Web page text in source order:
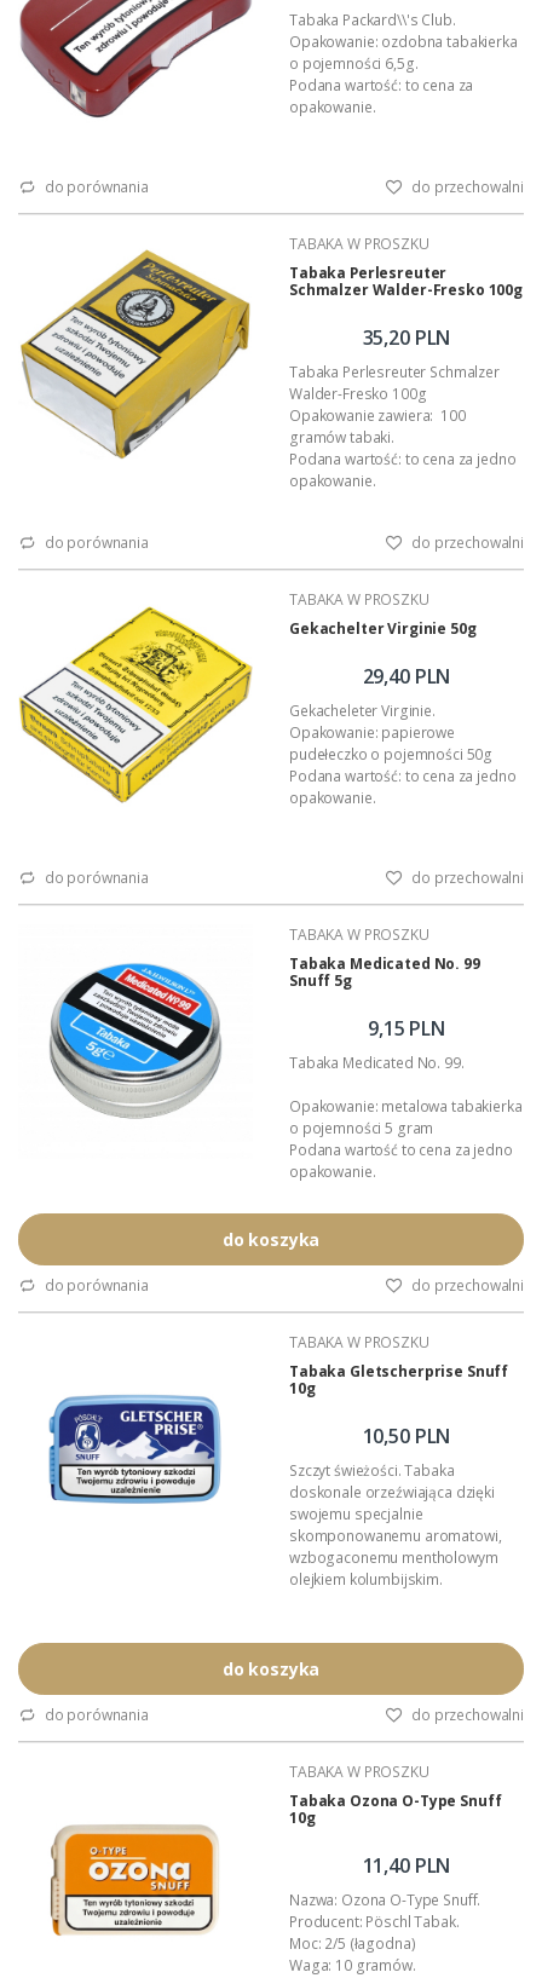
Tabaka Packard\\'s Club.
Opakowanie: ozdobna tabakierka
o pojemności 6,5g.
Podana wartość: to cena za
opakowanie.
do porównania do przechowalni
TABAKA W PROSZKU
Tabaka Perlesreuter
Schmalzer Walder-Fresko 100g
35,20 PLN
Tabaka Perlesreuter Schmalzer
Walder-Fresko 100g
Opakowanie zawiera: 100
gramów tabaki.
Podana wartość: to cena za jedno
opakowanie.
do porównania do przechowalni
TABAKA W PROSZKU
Gekachelter Virginie 50g
29,40 PLN
Gekacheleter Virginie.
Opakowanie: papierowe
pudełeczko o pojemności 50g
Podana wartość: to cena za jedno
opakowanie.
do porównania do przechowalni
TABAKA W PROSZKU
Tabaka Medicated No. 99
Snuff 5g
9,15 PLN
Tabaka Medicated No. 99.
Opakowanie: metalowa tabakierka
o pojemności 5 gram
Podana wartość to cena za jedno
opakowanie.
do koszyka
do porównania do przechowalni
TABAKA W PROSZKU
Tabaka Gletscherprise Snuff
10g
10,50 PLN
Szczyt świeżości. Tabaka
doskonale orzeźwiająca dzięki
swojemu specjalnie
skomponowanemu aromatowi,
wzbogaconemu mentholowym
olejkiem kolumbijskim.
Tabaka to sproszkowany tytoń,
aromatyzującymi przeznaczony do
nawilża śluzówkę nosa, orzeźwia.
W wielu krajach zalecana jest przy
zwalczaniu kataru i łagodzeniu
do koszyka
do porównania do przechowalni
TABAKA W PROSZKU
Tabaka Ozona O-Type Snuff
10g
11,40 PLN
Nazwa: Ozona O-Type Snuff.
Producent: Pöschl Tabak.
Moc: 2/5 (łagodna)
Waga: 10 gramów.